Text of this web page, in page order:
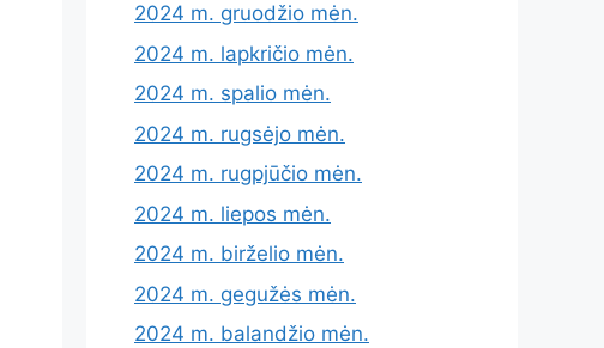
2024 m. gruodžio mėn.
2024 m. lapkričio mėn.
2024 m. spalio mėn.
2024 m. rugsėjo mėn.
2024 m. rugpjūčio mėn.
2024 m. liepos mėn.
2024 m. birželio mėn.
2024 m. gegužės mėn.
2024 m. balandžio mėn.